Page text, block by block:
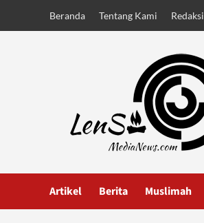
Beranda Tentang Kami Redaksi
Artikel Berita Muslimah